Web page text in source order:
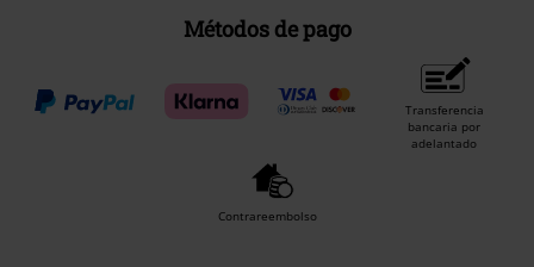
Métodos de pago
Transferencia
bancaria por
adelantado
Contrareembolso